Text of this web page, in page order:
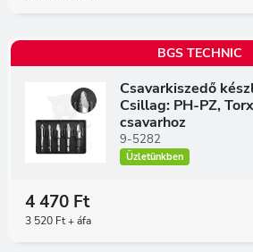
BGS TECHNIC
Csavarkiszedő
Csillag: PH-PZ,
csavarhoz
9-5282
Üzletünkben
4 470 Ft
3 520 Ft + áfa